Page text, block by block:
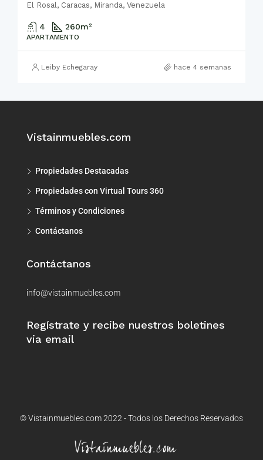
El Rosal, Caracas, Miranda, Venezuela
4 260m²
APARTAMENTO
Leiby Echegaray hace 4 semanas
Vistainmuebles.com
Propiedades Destacadas
Propiedades con Virtual Tours 360
Términos y Condiciones
Contáctanos
Contáctanos
info@vistainmuebles.com
Regístrate y recibe nuestros boletines
via email
© Vistainmuebles.com 2022 - Todos los Derechos Reservados